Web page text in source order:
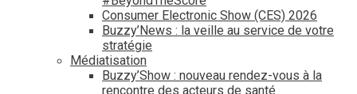
Consumer Electronic Show (CES) 2026
Buzzy’News : la veille au service de votre
stratégie
Médiatisation
Buzzy’Show : nouveau rendez-vous à la
rencontre des acteurs de santé